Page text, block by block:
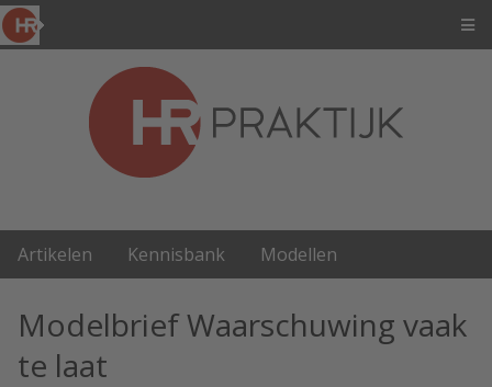
Artikelen Kennisbank Modellen
Modelbrief Waarschuwing vaak
te laat